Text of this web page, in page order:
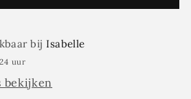
bij Isabelle
uur
bekijken